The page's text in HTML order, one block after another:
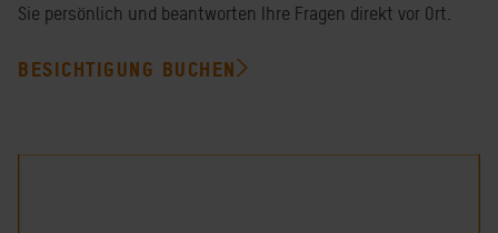
Sie persönlich und beantworten Ihre Fragen direkt vor Ort.
BESICHTIGUNG BUCHEN